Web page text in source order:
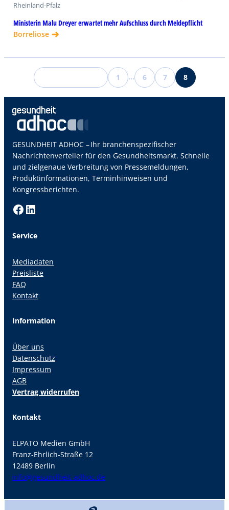
Rheinland-Pfalz
Ministerin Malu Dreyer erwartet mehr Aufschluss durch Meldepflicht
Borreliose
←
Vorherige
1 … 6 7 8
GESUNDHEIT ADHOC – Ihr branchenspezifischer
Nachrichtenverteiler für den Gesundheitsmarkt. Schnelle
und zielgenaue Verbreitung von Pressemeldungen,
Produktinformationen, Terminhinweisen und
Kongressberichten.
Facebook LinkedIn
Service
Mediadaten
Preisliste
FAQ
Kontakt
Information
Über uns
Datenschutz
Impressum
AGB
Vertrag widerrufen
Kontakt
ELPATO Medien GmbH
Franz-Ehrlich-Straße 12
12489 Berlin
info@gesundheit-adhoc.de